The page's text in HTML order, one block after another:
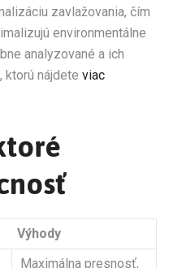
zavlažovania, čím
environmentálne
analyzované a ich
nájdete viac
Výhody
Maximálna presnosť,